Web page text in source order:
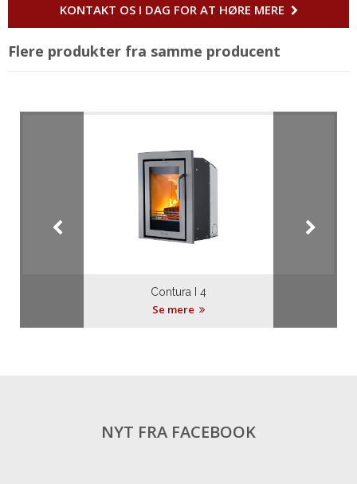
KONTAKT OS I DAG FOR AT HØRE MERE
Flere produkter fra samme producent
Contura I 4
Se mere
NYT FRA FACEBOOK